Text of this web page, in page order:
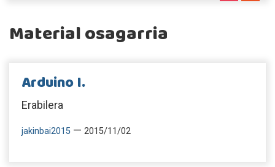
Material osagarria
Arduino I.
Erabilera
jakinbai2015 — 2015/11/02